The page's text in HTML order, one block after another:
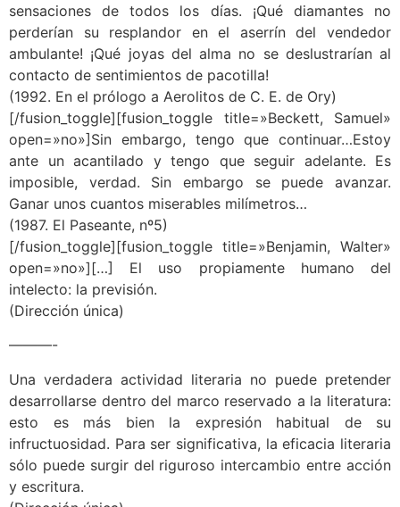
sensaciones de todos los días. ¡Qué diamantes no
perderían su resplandor en el aserrín del vendedor
ambulante! ¡Qué joyas del alma no se deslustrarían al
contacto de sentimientos de pacotilla!
(1992. En el prólogo a Aerolitos de C. E. de Ory)
[/fusion_toggle][fusion_toggle title=»Beckett, Samuel»
open=»no»]Sin embargo, tengo que continuar…Estoy
ante un acantilado y tengo que seguir adelante. Es
imposible, verdad. Sin embargo se puede avanzar.
Ganar unos cuantos miserables milímetros…
(1987. El Paseante, nº5)
[/fusion_toggle][fusion_toggle title=»Benjamin, Walter»
open=»no»][…] El uso propiamente humano del
intelecto: la previsión.
(Dirección única)
———-
Una verdadera actividad literaria no puede pretender
desarrollarse dentro del marco reservado a la literatura:
esto es más bien la expresión habitual de su
infructuosidad. Para ser significativa, la eficacia literaria
sólo puede surgir del riguroso intercambio entre acción
y escritura.